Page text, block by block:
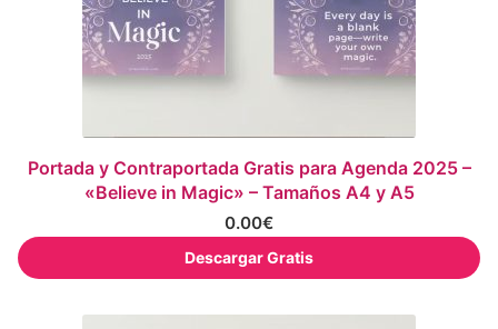
Portada y Contraportada Gratis para Agenda 2025 –
«Believe in Magic» – Tamaños A4 y A5
0.00€
Descargar Gratis